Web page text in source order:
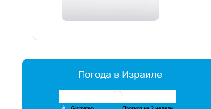
Погода в Израиле